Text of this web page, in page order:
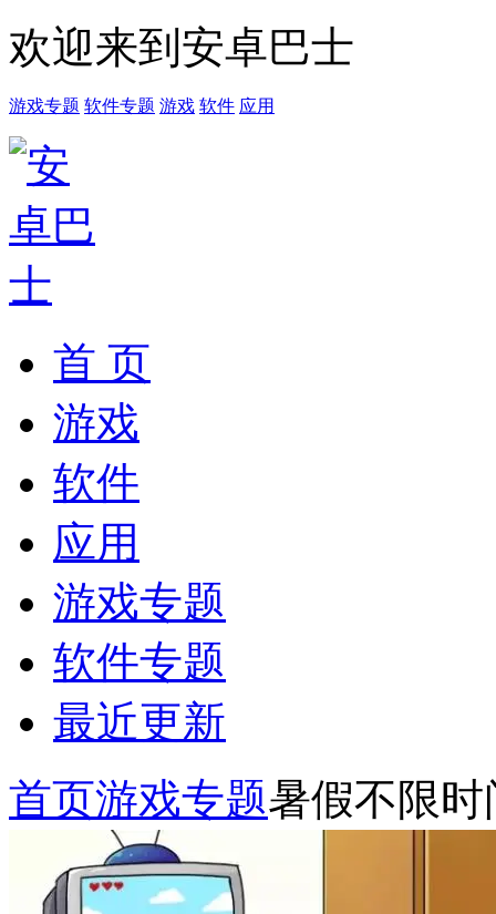
欢迎来到安卓巴士
游戏专题 软件专题 游戏 软件 应用
首 页
游戏
软件
应用
游戏专题
软件专题
最近更新
首页游戏专题暑假不限